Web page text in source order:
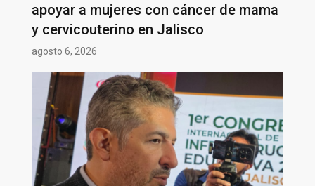
apoyar a mujeres con cáncer de mama
y cervicouterino en Jalisco
agosto 6, 2026